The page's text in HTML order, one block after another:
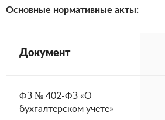
Основные нормативные акты:
Документ
ФЗ № 402-ФЗ «О
бухгалтерском учете»